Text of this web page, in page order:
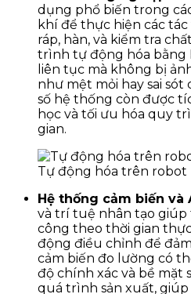
dụng phổ biến trong
khí để thực hiện các
ráp, hàn, và kiểm tra
trình tự động hóa bằng
liên tục mà không bị
như mệt mỏi hay sai sót
số hệ thống còn được
học và tối ưu hóa quy
gian.
Tự động hóa trên robot
Hệ thống cảm biến và
và trí tuệ nhân tạo
công theo thời gian
động điều chỉnh để
cảm biến đo lường có
độ chính xác và bề mặt
quá trình sản xuất,